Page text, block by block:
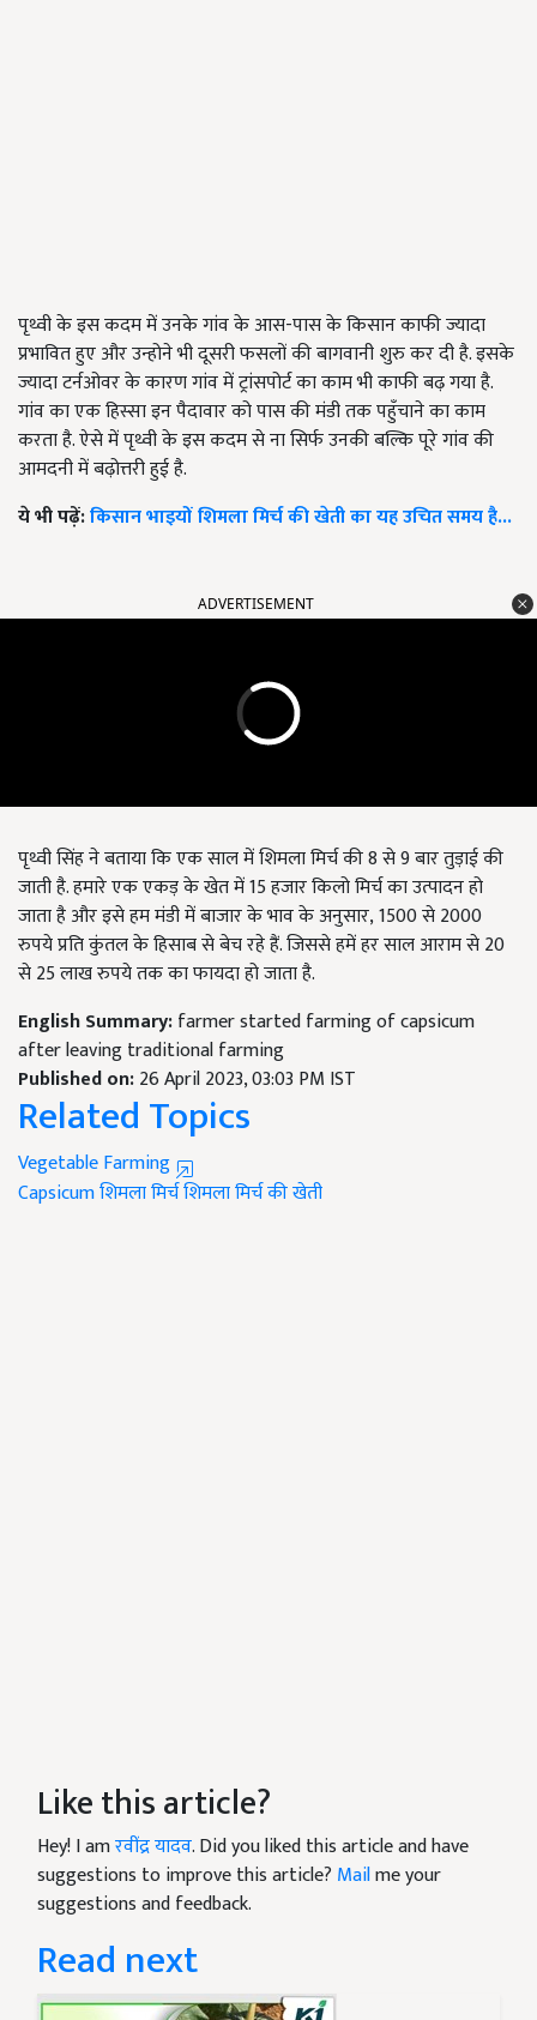
पृथ्वी के इस कदम में उनके गांव के आस-पास के किसान काफी ज्यादा
प्रभावित हुए और उन्होने भी दूसरी फसलों की बागवानी शुरु कर दी है. इसके
ज्यादा टर्नओवर के कारण गांव में ट्रांसपोर्ट का काम भी काफी बढ़ गया है.
गांव का एक हिस्सा इन पैदावार को पास की मंडी तक पहुँचाने का काम
करता है. ऐसे में पृथ्वी के इस कदम से ना सिर्फ उनकी बल्कि पूरे गांव की
आमदनी में बढ़ोत्तरी हुई है.
ये भी पढ़ें:किसान भाइयों शिमला मिर्च की खेती का यह उचित समय है...
ADVERTISEMENT
पृथ्वी सिंह ने बताया कि एक साल में शिमला मिर्च की 8 से 9 बार तुड़ाई की
जाती है. हमारे एक एकड़ के खेत में 15 हजार किलो मिर्च का उत्पादन हो
जाता है और इसे हम मंडी में बाजार के भाव के अनुसार,1500 से 2000
रुपये प्रति कुंतल के हिसाब से बेच रहे हैं. जिससे हमें हर साल आराम से 20
से 25 लाख रुपये तक का फायदा हो जाता है.
English Summary:farmer started farming of capsicum
after leaving traditional farming
Published on:26 April 2023, 03:03 PM IST
Related Topics
Vegetable Farming
Capsicumशिमला मिर्चशिमला मिर्च की खेती
Like this article?
Hey! I amरवींद्र यादव. Did you liked this article and have
suggestions to improve this article? Mailme your
suggestions and feedback.
Read next